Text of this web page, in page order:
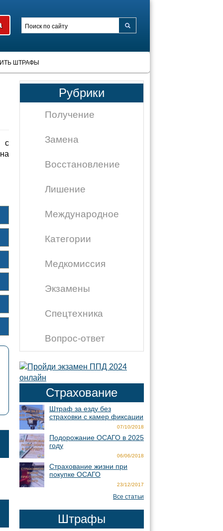
ШТРАФЫ
с
Рубрики
Получение
Замена
Восстановление
Лишение
Международное
Категории
Медкомиссия
Экзамены
Спецтехника
Вопрос-ответ
Страхование
Штраф за езду без
страховки с камер фиксации
07/10/2018
Подорожание ОСАГО в 2025
году
06/06/2018
Страхование жизни при
покупке ОСАГО
23/12/2017
Все статьи
Штрафы